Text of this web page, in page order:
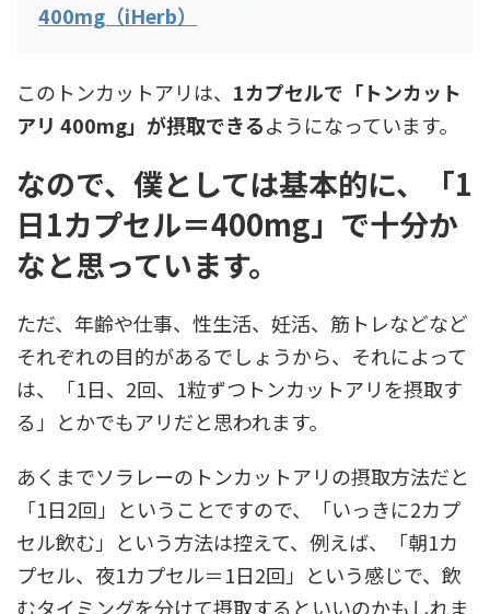
400mg（iHerb）
このトンカットアリは、 1カプセルで「トンカット
アリ 400mg」が摂取できるようになっています。
なので、僕としては基本的に、「1
日1カプセル＝400mg」で十分か
なと思っています。
ただ、年齢や仕事、性生活、妊活、筋トレなどなど
それぞれの目的があるでしょうから、それによって
は、「1日、2回、1粒ずつトンカットアリを摂取す
る」とかでもアリだと思われます。
あくまでソラレーのトンカットアリの摂取方法だと
「1日2回」ということですので、「いっきに2カプ
セル飲む」という方法は控えて、例えば、「朝1カ
プセル、夜1カプセル＝1日2回」という感じで、飲
むタイミングを分けて摂取するといいのかもしれま